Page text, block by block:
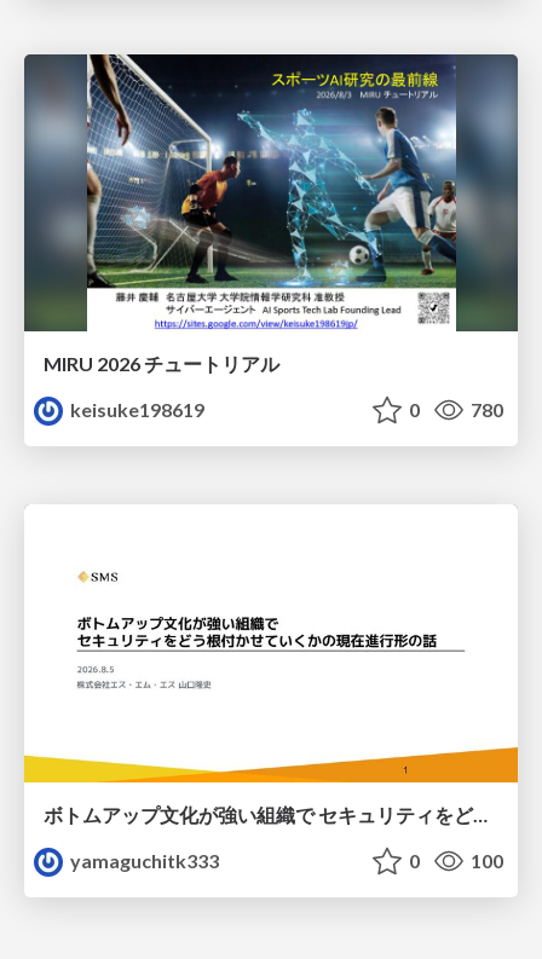
MIRU 2026 チュートリアル
keisuke198619
0 780
ボトムアップ文化が強い組織で セキュリティをどう根付かせていくかの現在進行形の話 / Making Security Stick in a Bottom-Up Organization
yamaguchitk333
0 100